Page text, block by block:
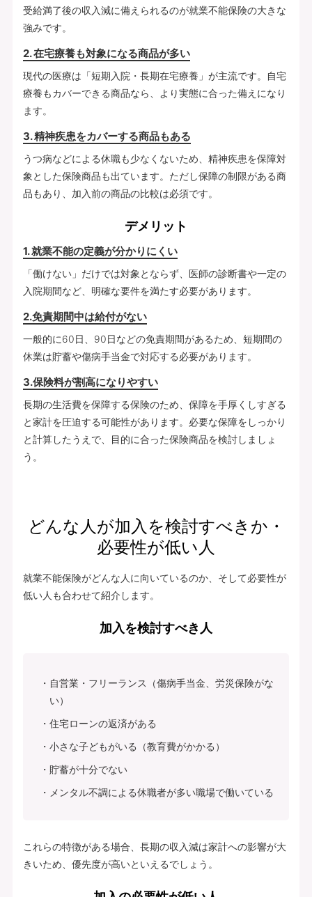
受給満了後の収入減に備えられるのが就業不能保険の大きな
強みです。
2. 在宅療養も対象になる商品が多い
現代の医療は「短期入院・長期在宅療養」が主流です。自宅
療養もカバーできる商品なら、より実態に合った備えになり
ます。
3. 精神疾患をカバーする商品もある
うつ病などによる休職も少なくないため、精神疾患を保障対
象とした保険商品も出ています。ただし保障の制限がある商
品もあり、加入前の商品の比較は必須です。
デメリット
1. 就業不能の定義が分かりにくい
「働けない」だけでは対象とならず、医師の診断書や一定の
入院期間など、明確な要件を満たす必要があります。
2.免責期間中は給付がない
一般的に60日、90日などの免責期間があるため、短期間の
休業は貯蓄や傷病手当金で対応する必要があります。
3.保険料が割高になりやすい
長期の生活費を保障する保険のため、保障を手厚くしすぎる
と家計を圧迫する可能性があります。必要な保障をしっかり
と計算したうえで、目的に合った保険商品を検討しましょ
う。
どんな人が加入を検討すべきか・
必要性が低い人
就業不能保険がどんな人に向いているのか、そして必要性が
低い人も合わせて紹介します。
加入を検討すべき人
自営業・フリーランス（傷病手当金、労災保険がな
い）
住宅ローンの返済がある
小さな子どもがいる（教育費がかかる）
貯蓄が十分でない
メンタル不調による休職者が多い職場で働いている
これらの特徴がある場合、長期の収入減は家計への影響が大
きいため、優先度が高いといえるでしょう。